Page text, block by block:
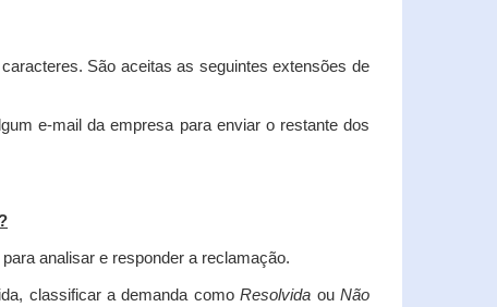
São aceitas as seguintes extensões de
e-mail da empresa para enviar o restante dos
para analisar e responder a reclamação.
classificar a demanda comoResolvida ouNão